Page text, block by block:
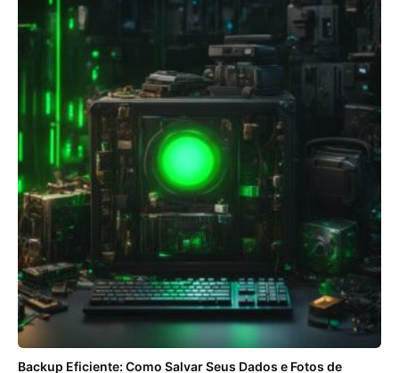
Backup Eficiente: Como Salvar Seus Dados e Fotos de